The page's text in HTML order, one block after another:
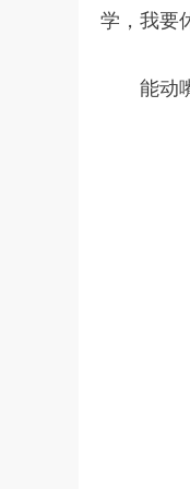
学，我要
能动